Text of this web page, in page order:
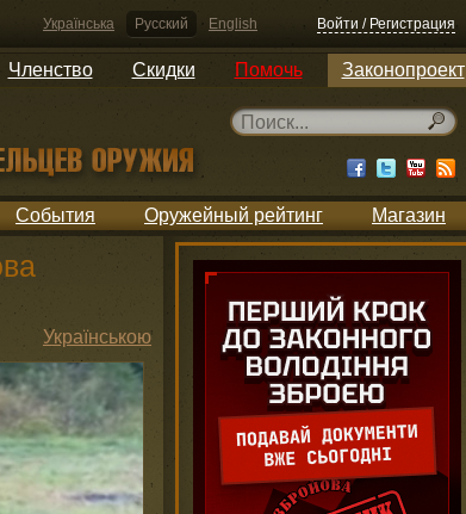
Українська Русский English Войти / Регистрация
Членство Скидки Помочь Законопроект
События Оружейный рейтинг Магазин
Українською